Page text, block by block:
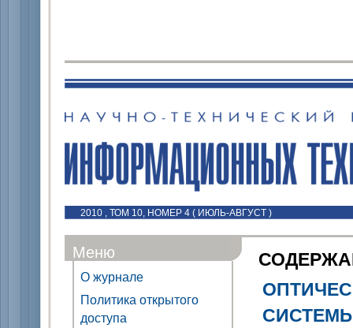
2010 , ТОМ 10, НОМЕР 4 ( ИЮЛЬ-АВГУСТ )
Меню
О журнале
Политика открытого
доступа